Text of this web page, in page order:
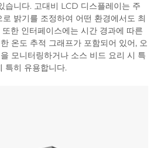
습니다. 고대비 LCD 디스플레이는 주
밝기를 조정하여 어떤 환경에서도 최
한 인터페이스에는 시간 경과에 따른
온도 추적 그래프가 포함되어 있어, 오
모니터링하거나 소스 비드 요리 시 특
특히 유용합니다.